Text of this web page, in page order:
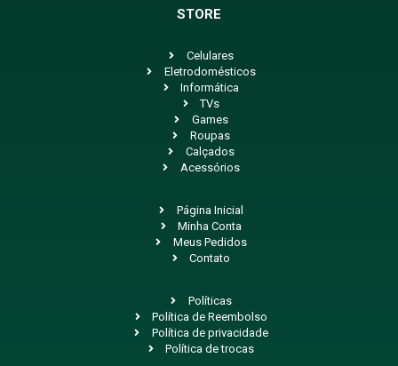
STORE
Celulares
Eletrodomésticos
Informática
TVs
Games
Roupas
Calçados
Acessórios
Página Inicial
Minha Conta
Meus Pedidos
Contato
Políticas
Política de Reembolso
Política de privacidade
Política de trocas